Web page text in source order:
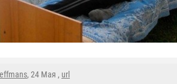
, 24 Мая , url